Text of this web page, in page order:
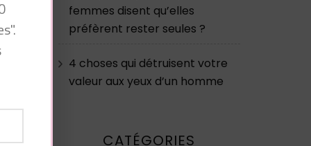
femmes disent qu’elles
préfèrent rester seules ?
4 choses qui détruisent votre
valeur aux yeux d’un homme
CATÉGORIES